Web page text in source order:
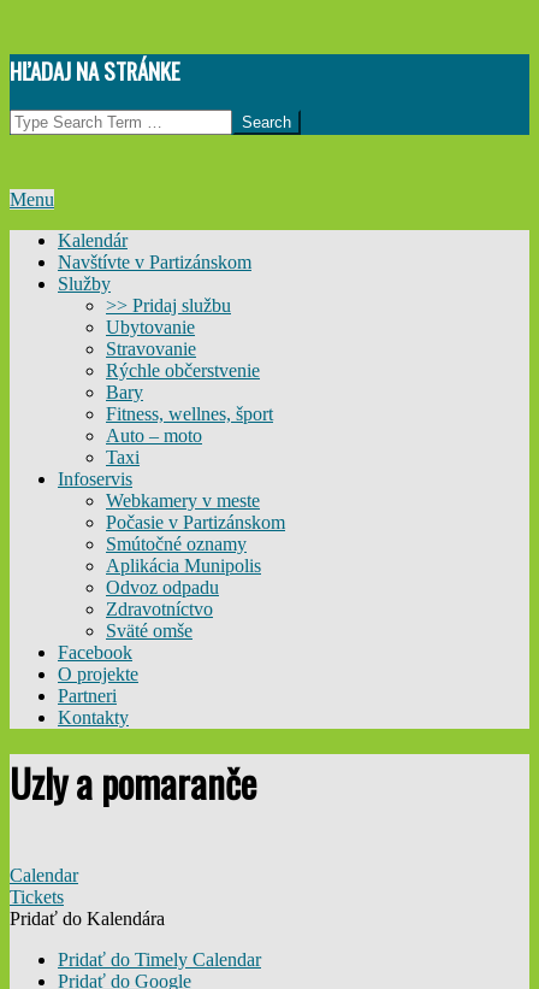
Skip
to
content
HĽADAJ NA STRÁNKE
Search
Primary
Menu
Menu
Kalendár
Navštívte v Partizánskom
Služby
>> Pridaj službu
Ubytovanie
Stravovanie
Rýchle občerstvenie
Bary
Fitness, wellnes, šport
Auto – moto
Taxi
Infoservis
Webkamery v meste
Počasie v Partizánskom
Smútočné oznamy
Aplikácia Munipolis
Odvoz odpadu
Zdravotníctvo
Sväté omše
Facebook
O projekte
Partneri
Kontakty
Uzly a pomaranče
Calendar
Tickets
Pridať do Kalendára
Pridať do Timely Calendar
Pridať do Google